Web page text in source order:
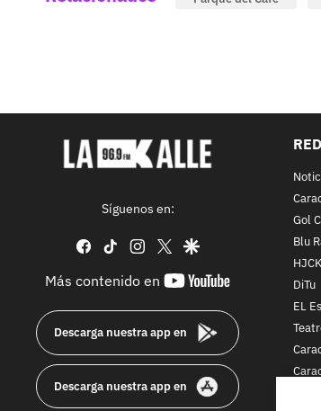
Síguenos en:
facebook
tiktok instagram
twittergoogle
Más contenido en
youtube-
Descarga nuestra app en
Descarga nuestra app en
Gol
Blu
HJCK
DiTu
EL